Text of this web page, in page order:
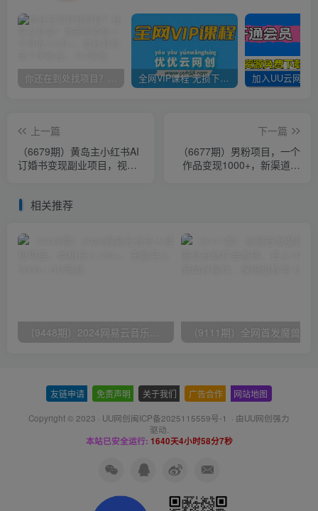
你还在到处找项目？还在当韭菜？我靠卖项目一个月收入5万+，曾经我也是个失败者。 全网VIP课程 无损下载~
上一篇
（6679期）黄岛主小红书AI
订婚书变现副业项目，视频
下一篇
（6677期）男粉项目，一个
作品变现1000+，新渠道新
相关推荐
友链申请 免责声明 关于我们 广告合作 网站地图
Copyright © 2023 · UU网创闽ICP备2025115559号-1 · 由UU网创强力
驱动.
本站已安全运行: 1640天4小时58分7秒